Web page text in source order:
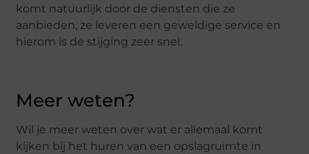
komt natuurlijk door de diensten die ze
aanbieden, ze leveren een geweldige service en
hierom is de stijging zeer snel.
Meer weten?
Wil je meer weten over wat er allemaal komt
kijken bij het huren van een opslagruimte in